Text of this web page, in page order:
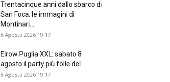
Trentacinque anni dallo sbarco di
San Foca: le immagini di
Montinari...
6 Agosto 2026 19:17
Elrow Puglia XXL: sabato 8
agosto il party più folle del...
6 Agosto 2026 19:17